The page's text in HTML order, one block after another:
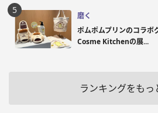
磨く
ポムポムプリンのコラ
Cosme Kitchenの展...
ランキングをもっ